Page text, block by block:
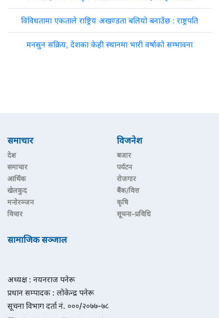
विविधतामा एकताले राष्ट्रिय अखण्डता बलियो बनाउँछ : राष्ट्रपति
मनसुन सक्रिय, देशका केही स्थानमा भारी वर्षाको सम्भावना
समाचार
देश
समाचार
आर्थिक
खेलकुद
मनोरञ्जन
विचार
विजनेश
बजार
पर्यटन
रोजगार
बैंक/वित्त
कृषि
सूचना–प्रविधि
सामाजिक सञ्जाल
अध्यक्ष : नयनराज पनेरू
प्रधान सम्पादक : लोकेन्द्र पनेरू
सूचना विभाग दर्ता नं. ०००/२०७७-७८